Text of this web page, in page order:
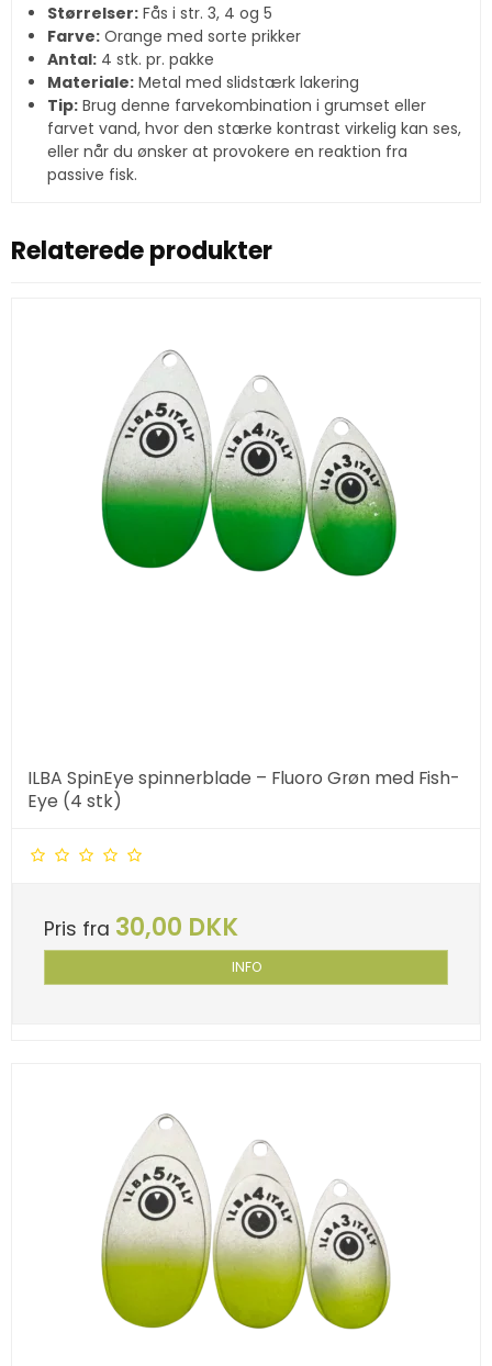
Størrelser:Fås i str. 3, 4 og 5
Farve:Orange med sorte prikker
Antal:4 stk. pr. pakke
Materiale:Metal med slidstærk lakering
Tip:Brug denne farvekombination i grumset eller
farvet vand, hvor den stærke kontrast virkelig kan ses,
eller når du ønsker at provokere en reaktion fra
passive fisk.
Relaterede produkter
ILBA SpinEye spinnerblade – Fluoro Grøn med Fish-
Eye (4 stk)
Pris fra 30,00 DKK
INFO